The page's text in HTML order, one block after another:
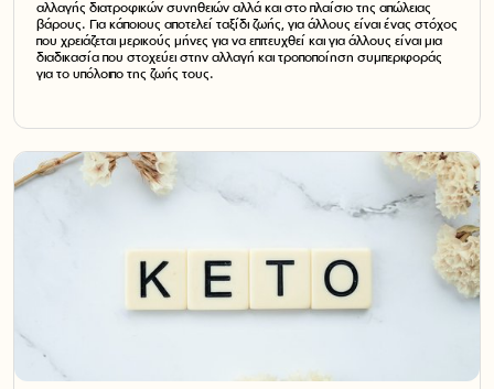
αλλαγής διατροφικών συνηθειών αλλά και στο πλαίσιο της απώλειας
βάρους. Για κάποιους αποτελεί ταξίδι ζωής, για άλλους είναι ένας στόχος
που χρειάζεται μερικούς μήνες για να επιτευχθεί και για άλλους είναι μια
διαδικασία που στοχεύει στην αλλαγή και τροποποίηση συμπεριφοράς
για το υπόλοιπο της ζωής τους.